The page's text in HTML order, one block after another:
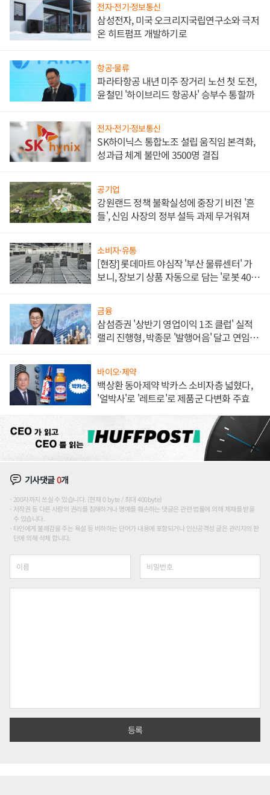
전자·전기·정보통신
삼성전자, 미국 오크리지국립연구소와 극저
온 히트펌프 개발하기로
항공·물류
파라타항공 내년 미주 장거리 노선 첫 도전,
윤철민 '하이브리드 항공사' 승부수 통할까
전자·전기·정보통신
SK하이닉스 통합노조 설립 움직임 본격화,
성과급 체계 불만에 3500명 결집
공기업
강원랜드 정책 불확실성에 중장기 비전 '흔
들', 신임 사장의 정부 설득 과제 무거워져
소비자·유통
[현장] 롯데마트 야심작 '부산 물류센터' 가
보니, 장보기 상품 자동으로 담는 '로봇 400
금융
삼섬증권 '상반기 영업이익 1조 클럽' 실적
랠리 진행형, 박종문 '발행어음' 달고 연임 향
바이오·제약
백상환 동아제약 박카스 소비자층 넓혔다,
'얼박사'로 '레트로'로 제품군 다변화 주효
기사댓글0개
200자까지 쓰실 수 있습니다. (현재 0 byte / 최대 400byte)
저작권 등 다른 사람의 권리를 침해하거나 명예를 훼손하는 댓글은 관련 법률에 의해 제재를 받을
수 있습니다.
타인에게 불쾌감을 주는 욕설 등 비하하는 단어가 내용에 포함되거나 인신공격성 글은 관리자의 판
단에 의해 삭제 합니다.